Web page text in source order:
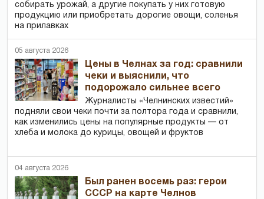
собирать урожай, а другие покупать у них готовую
продукцию или приобретать дорогие овощи, соленья
на прилавках
05 августа 2026
Цены в Челнах за год: сравнили
чеки и выяснили, что
подорожало сильнее всего
Журналисты «Челнинских известий»
подняли свои чеки почти за полтора года и сравнили,
как изменились цены на популярные продукты — от
хлеба и молока до курицы, овощей и фруктов
04 августа 2026
Был ранен восемь раз: герои
СССР на карте Челнов